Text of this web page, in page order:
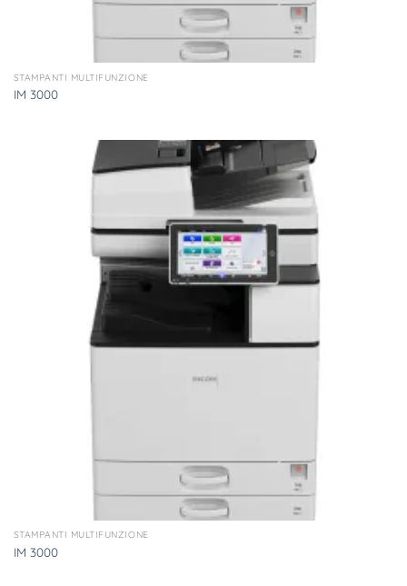
STAMPANTI MULTIFUNZIONE
IM 3000
STAMPANTI MULTIFUNZIONE
IM 3000